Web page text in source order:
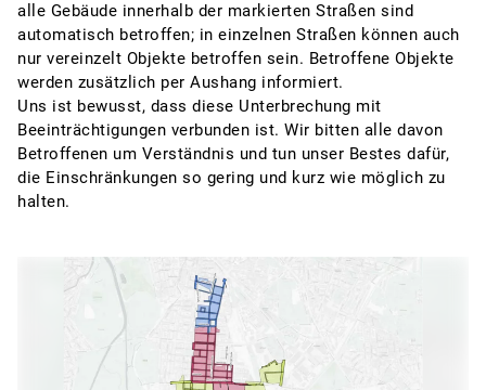
alle Gebäude innerhalb der markierten Straßen sind
automatisch betroffen; in einzelnen Straßen können auch
nur vereinzelt Objekte betroffen sein. Betroffene Objekte
werden zusätzlich per Aushang informiert.
Uns ist bewusst, dass diese Unterbrechung mit
Beeinträchtigungen verbunden ist. Wir bitten alle davon
Betroffenen um Verständnis und tun unser Bestes dafür,
die Einschränkungen so gering und kurz wie möglich zu
halten.